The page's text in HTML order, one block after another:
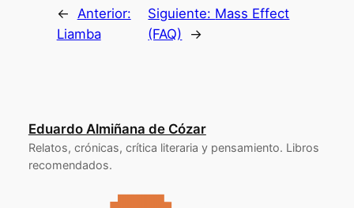
←
Anterior:
Liamba
Siguiente: Mass Effect
(FAQ)
→
Eduardo Almiñana de Cózar
Relatos, crónicas, crítica literaria y pensamiento. Libros
recomendados.